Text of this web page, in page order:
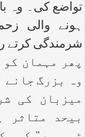
تواضع کی۔ وہ
ہونے والی
شرمندگی کرتے
پھر مہمان
وہ بزرگ جانے
میزبان کی
بیحد متاثر